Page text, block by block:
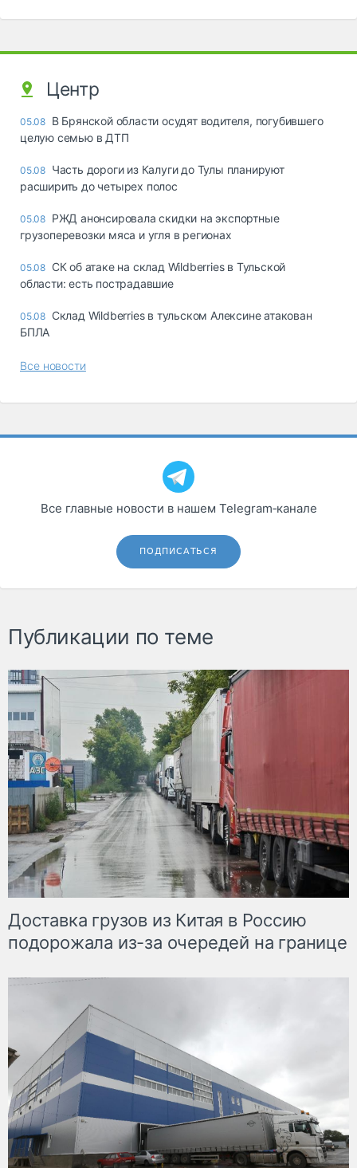
Центр
05.08 В Брянской области осудят водителя, погубившего
целую семью в ДТП
05.08 Часть дороги из Калуги до Тулы планируют
расширить до четырех полос
05.08 РЖД анонсировала скидки на экспортные
грузоперевозки мяса и угля в регионах
05.08 СК об атаке на склад Wildberries в Тульской
области: есть пострадавшие
05.08 Склад Wildberries в тульском Алексине атакован
БПЛА
Все новости
Все главные новости в нашем Telegram‑канале
ПОДПИСАТЬСЯ
Публикации по теме
Доставка грузов из Китая в Россию
подорожала из-за очередей на границе